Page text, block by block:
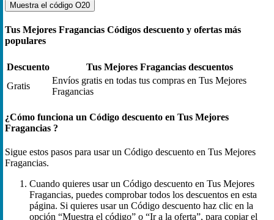
Muestra el código O20
Tus Mejores Fragancias Códigos descuento y ofertas más
populares
Descuento
Tus Mejores Fragancias descuentos
Gratis
Envíos gratis en todas tus compras en Tus Mejores
Fragancias
¿Cómo funciona un Código descuento en Tus Mejores
Fragancias ?
Sigue estos pasos para usar un Código descuento en Tus Mejores
Fragancias.
Cuando quieres usar un Código descuento en Tus Mejores
Fragancias, puedes comprobar todos los descuentos en esta
página. Si quieres usar un Código descuento haz clic en la
opción “Muestra el código” o “Ir a la oferta”, para copiar el